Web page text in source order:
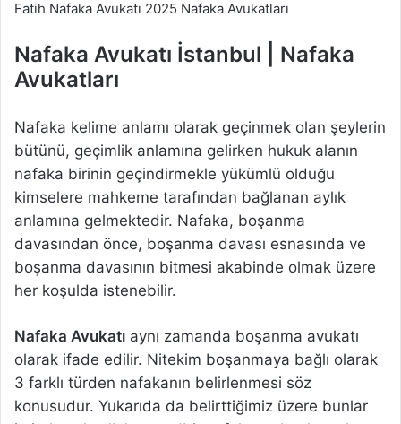
Fatih Nafaka Avukatı 2025 Nafaka Avukatları
Nafaka Avukatı İstanbul | Nafaka
Avukatları
Nafaka kelime anlamı olarak geçinmek olan şeylerin
bütünü, geçimlik anlamına gelirken hukuk alanın
nafaka birinin geçindirmekle yükümlü olduğu
kimselere mahkeme tarafından bağlanan aylık
anlamına gelmektedir. Nafaka, boşanma
davasından önce, boşanma davası esnasında ve
boşanma davasının bitmesi akabinde olmak üzere
her koşulda istenebilir.
Nafaka Avukatı aynı zamanda boşanma avukatı
olarak ifade edilir. Nitekim boşanmaya bağlı olarak
3 farklı türden nafakanın belirlenmesi söz
konusudur. Yukarıda da belirttiğimiz üzere bunlar